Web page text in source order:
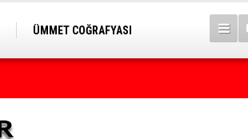
ÜMMET COĞRAFYASI